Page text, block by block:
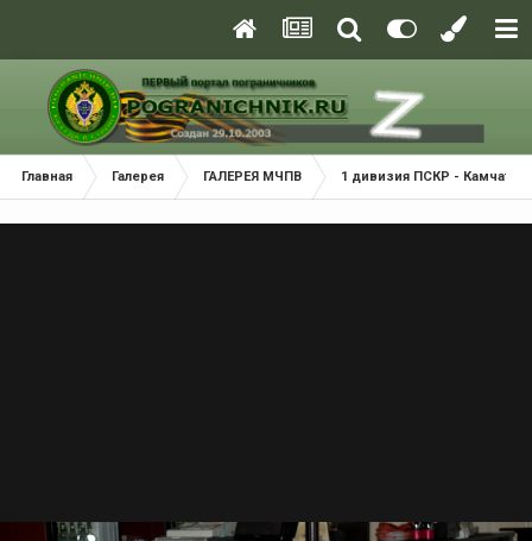
Главная Галерея ГАЛЕРЕЯ МЧПВ 1 дивизия ПСКР - Камчатка